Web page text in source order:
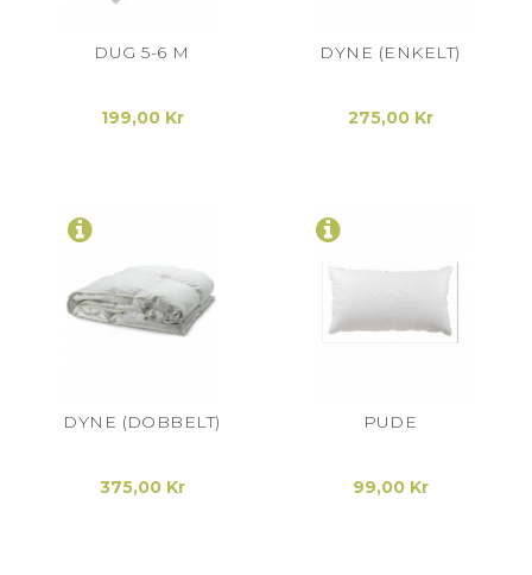
DUG 5-6 M
199,00 Kr
DYNE (ENKELT)
275,00 Kr
DYNE (DOBBELT)
375,00 Kr
PUDE
99,00 Kr